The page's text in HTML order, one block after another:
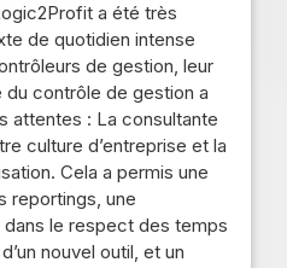
a été très
de quotidien intense
de gestion, leur
contrôle de gestion a
attentes : La consultante
culture d’entreprise et la
Cela a permis une
reportings, une
le respect des temps
nouvel outil, et un